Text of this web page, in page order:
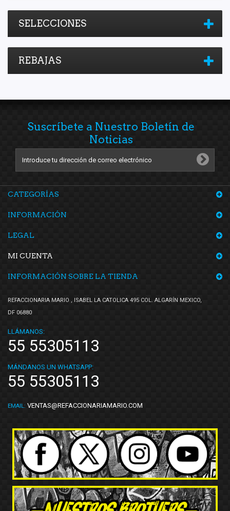
SELECCIONES
REBAJAS
Suscríbete a Nuestro Boletín de
Noticias
CATEGORÍAS
INFORMACIÓN
LEGAL
MI CUENTA
INFORMACIÓN SOBRE LA TIENDA
REFACCIONARIA MARIO , ISABEL LA CATOLICA 495 COL. ALGARÍN MEXICO,
DF 06880
LLÁMANOS:
55 55305113
MÁNDANOS UN WHATSAPP:
55 55305113
EMAIL: VENTAS@REFACCIONARIAMARIO.COM